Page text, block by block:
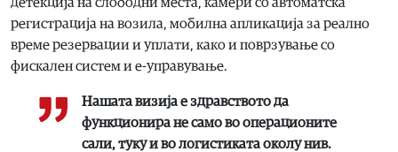
регистрација на возила, мобилна апликација за реално
време резервации и уплати, како и поврзување со
фискален систем и е-управување.
Нашата визија е здравството да
функционира не само во операционите
сали, туку и во логистиката околу нив.